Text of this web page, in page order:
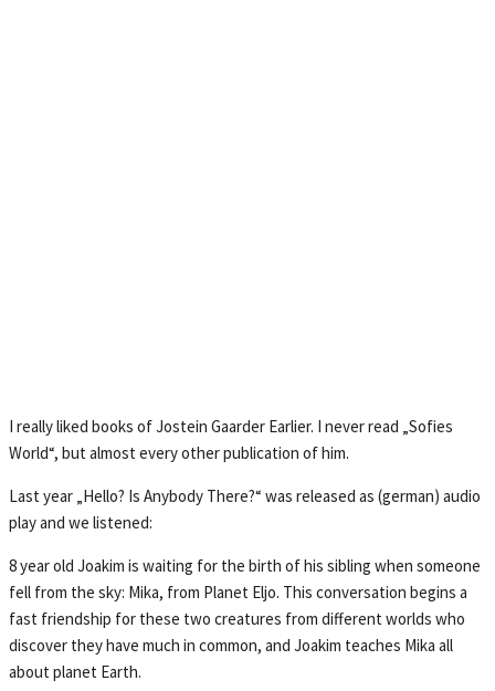
I really liked books of Jostein Gaarder Earlier. I never read „Sofies
World“, but almost every other publication of him.
Last year „Hello? Is Anybody There?“ was released as (german) audio
play and we listened:
8 year old Joakim is waiting for the birth of his sibling when someone
fell from the sky: Mika, from Planet Eljo. This conversation begins a
fast friendship for these two creatures from different worlds who
discover they have much in common, and Joakim teaches Mika all
about planet Earth.